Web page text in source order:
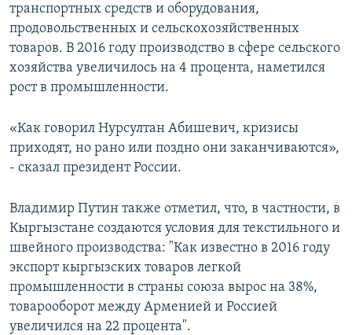
транспортных средств и оборудования,
продовольственных и сельскохозяйственных
товаров. В 2016 году производство в сфере сельского
хозяйства увеличилось на 4 процента, наметился
рост в промышленности.
«Как говорил Нурсултан Абишевич, кризисы
приходят, но рано или поздно они заканчиваются»,
- сказал президент России.
Владимир Путин также отметил, что, в частности, в
Кыргызстане создаются условия для текстильного и
швейного производства: "Как известно в 2016 году
экспорт кыргызских товаров легкой
промышленности в страны союза вырос на 38%,
товарооборот между Арменией и Россией
увеличился на 22 процента".